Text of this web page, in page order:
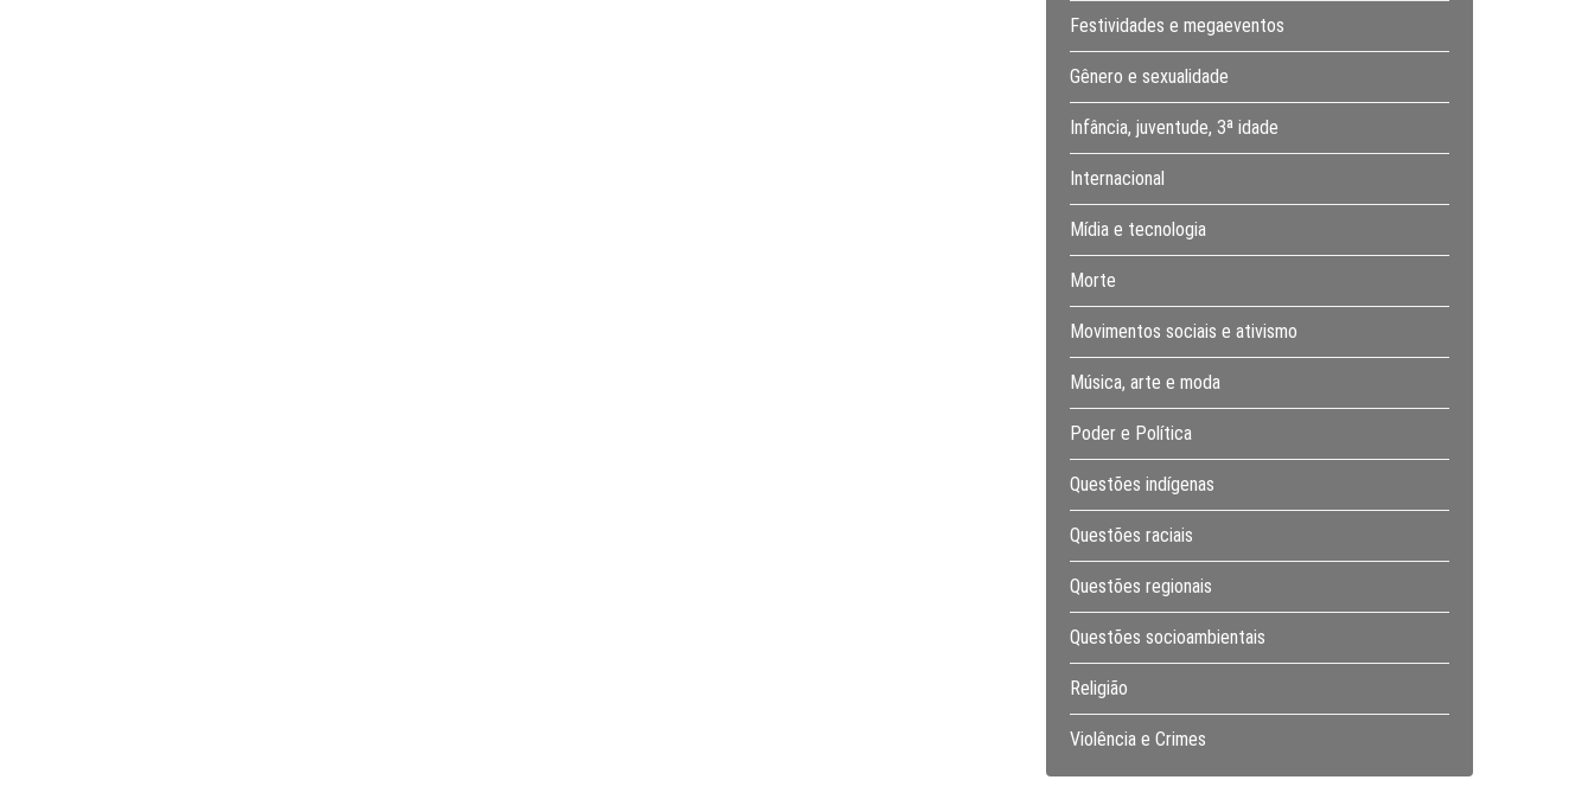
Festividades e megaeventos
Gênero e sexualidade
Infância, juventude, 3ª idade
Internacional
Mídia e tecnologia
Morte
Movimentos sociais e ativismo
Música, arte e moda
Poder e Política
Questões indígenas
Questões raciais
Questões regionais
Questões socioambientais
Religião
Violência e Crimes